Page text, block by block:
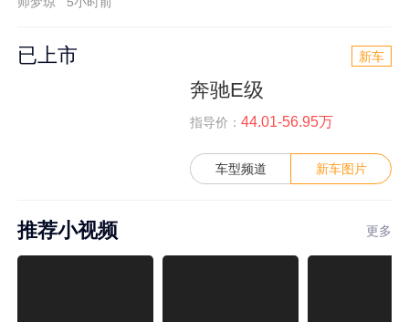
已上市 新车
奔驰E级
指导价： 44.01-56.95万
车型频道 新车图片
推荐小视频 更多